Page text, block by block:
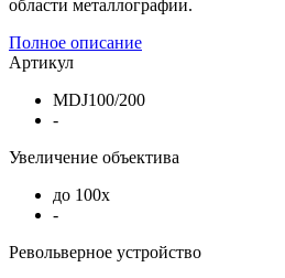
области металлографии.
Полное описание
Артикул
MDJ100/200
-
Увеличение объектива
до 100х
-
Револьверное устройство